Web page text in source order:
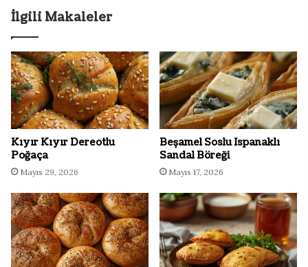
İlgili Makaleler
Kıyır Kıyır Dereotlu
Poğaça
Mayıs 29, 2026
Beşamel Soslu Ispanaklı
Sandal Böreği
Mayıs 17, 2026